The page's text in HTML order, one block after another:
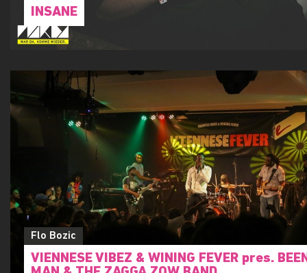
INSANE
Flo Bozic
VIENNESE VIBEZ & WINING FEVER pres.